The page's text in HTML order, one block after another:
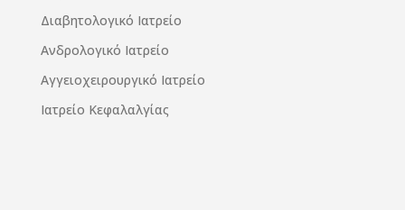
Διαβητολογικό Ιατρείο
Ανδρολογικό Ιατρείο
Αγγειοχειρουργικό Ιατρείο
Ιατρείο Κεφαλαλγίας